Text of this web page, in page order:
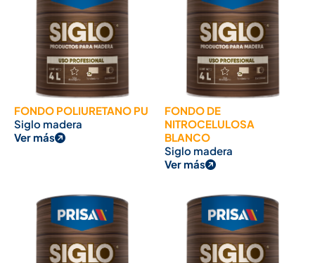
FONDO POLIURETANO PU
Siglo madera
Ver más
FONDO DE
NITROCELULOSA
BLANCO
Siglo madera
Ver más